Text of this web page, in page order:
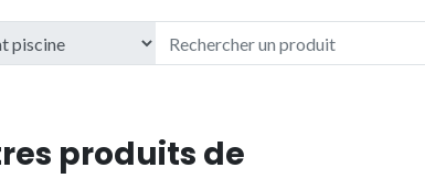
produits de